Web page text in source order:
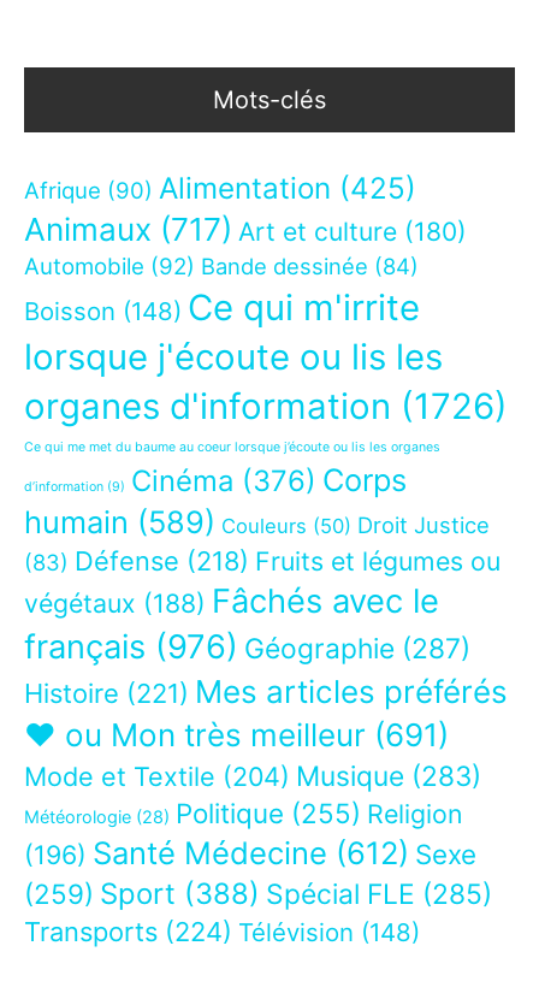
Mots-clés
Afrique (90) Alimentation (425)
Animaux (717) Art et culture (180)
Automobile (92) Bande dessinée (84)
Boisson (148) Ce qui m'irrite
lorsque j'écoute ou lis les
organes d'information (1726)
Ce qui me met du baume au coeur lorsque j’écoute ou lis les organes
d’information (9) Cinéma (376) Corps
humain (589) Couleurs (50) Droit Justice
(83) Défense (218) Fruits et légumes ou
végétaux (188) Fâchés avec le
français (976) Géographie (287)
Histoire (221) Mes articles préférés
❤ ou Mon très meilleur (691)
Mode et Textile (204) Musique (283)
Météorologie (28) Politique (255) Religion
(196) Santé Médecine (612) Sexe
(259) Sport (388) Spécial FLE (285)
Transports (224) Télévision (148)